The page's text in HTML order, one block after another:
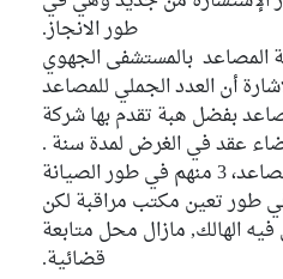
طور الانجاز.
المصاعد بالمستشفى الجهوي
أن العدد الجملي للمصاعد
تم صيانة 5 مصاعد بفضل هبة تقدم بها شركة
عقد في الغرض لمدة سنة .
بخصوص بقية المصاعد، 3 منهم في طور الصيانة
طور تعين مكتب مراقبة لكن
الهالك, مازال محل متابعة
قضائية.